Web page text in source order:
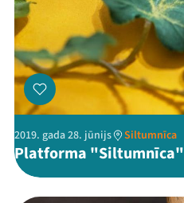
2019. gada 28. jūnijs Siltumnīca
Platforma "Siltumnīca"